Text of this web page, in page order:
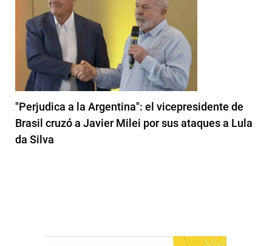
"Perjudica a la Argentina": el vicepresidente de
Brasil cruzó a Javier Milei por sus ataques a Lula
da Silva